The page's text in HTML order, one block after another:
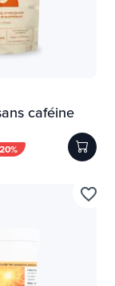
caféine
favorite_border